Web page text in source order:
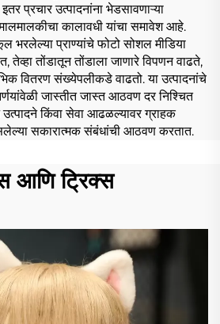
प्रचार उत्पादनांना भेडसावणाऱ्या
मालमालकीचा कालावधी यांचा समावेश आहे.
भरलेल्या प्राण्यांचे फोटो सोशल मीडिया
तेव्हा तोंडातून तोंडाला जाणारे विपणन वाढते,
वितरण संख्येपलीकडे वाढतो. या उत्पादनांचे
जास्तीत जास्त आठवण दर निश्चित
किंवा सेवा आढळल्यावर ग्राहक
सकारात्मक संबंधांची आठवण करतात.
आणि ट्रिक्स